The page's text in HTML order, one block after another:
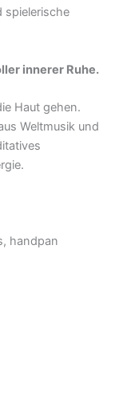
spielerische
innerer Ruhe.
Haut gehen.
Weltmusik und
handpan